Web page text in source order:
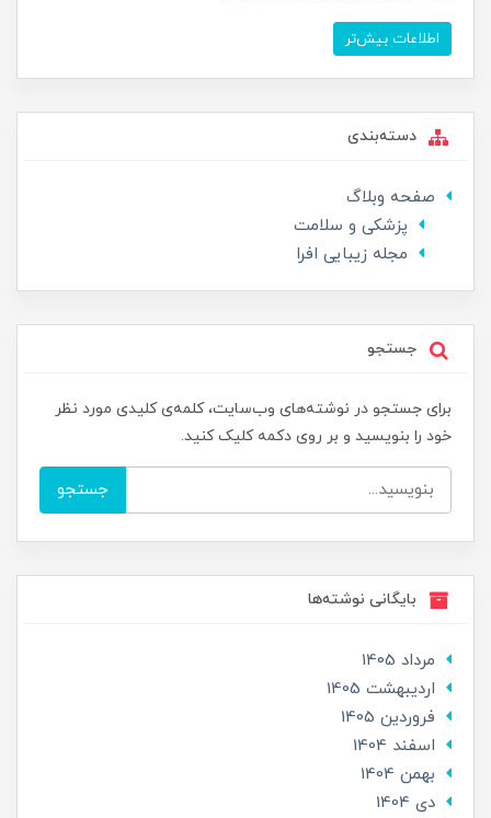
اطلاعات بیش‌تر
دسته‌بندی
صفحه وبلاگ
پزشکی و سلامت
مجله زیبایی افرا
جستجو
برای جستجو در نوشته‌های وب‌سایت، کلمه‌ی کلیدی مورد نظر
خود را بنویسید و بر روی دکمه کلیک کنید.
جستجو
بایگانی نوشته‌ها
مرداد 1405
ارديبهشت 1405
فروردین 1405
اسفند 1404
بهمن 1404
دی 1404